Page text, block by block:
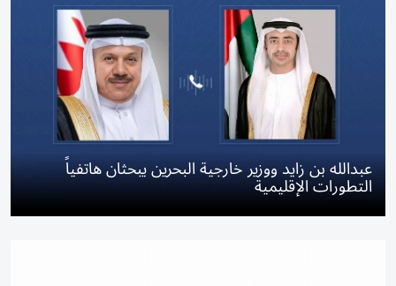
عبدالله بن زايد ووزير خارجية البحرين يبحثان هاتفياً
التطورات الإقليمية